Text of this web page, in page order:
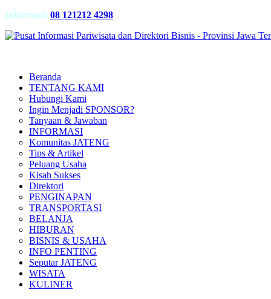
Informasi: 08 121212 4298
Beranda
TENTANG KAMI
Hubungi Kami
Ingin Menjadi SPONSOR?
Tanyaan & Jawaban
INFORMASI
Komunitas JATENG
Tips & Artikel
Peluang Usaha
Kisah Sukses
Direktori
PENGINAPAN
TRANSPORTASI
BELANJA
HIBURAN
BISNIS & USAHA
INFO PENTING
Seputar JATENG
WISATA
KULINER